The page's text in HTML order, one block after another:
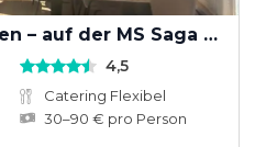
Events, die verbinden – auf der MS Saga Berlin
4,5
Catering Flexibel
30–90 € pro Person